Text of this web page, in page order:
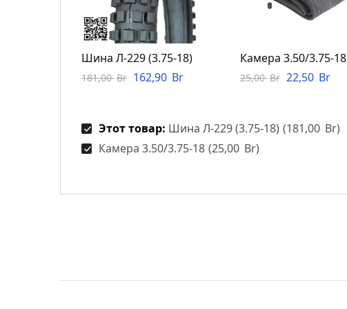
Шина Л-229 (3.75-18)
181,00Br 162,90 Br
Камера 3.50/3.75-18
25,00Br 22,50 Br
Этот товар: Шина Л-229 (3.75-18) (181,00 Br)
Камера 3.50/3.75-18 (25,00 Br)